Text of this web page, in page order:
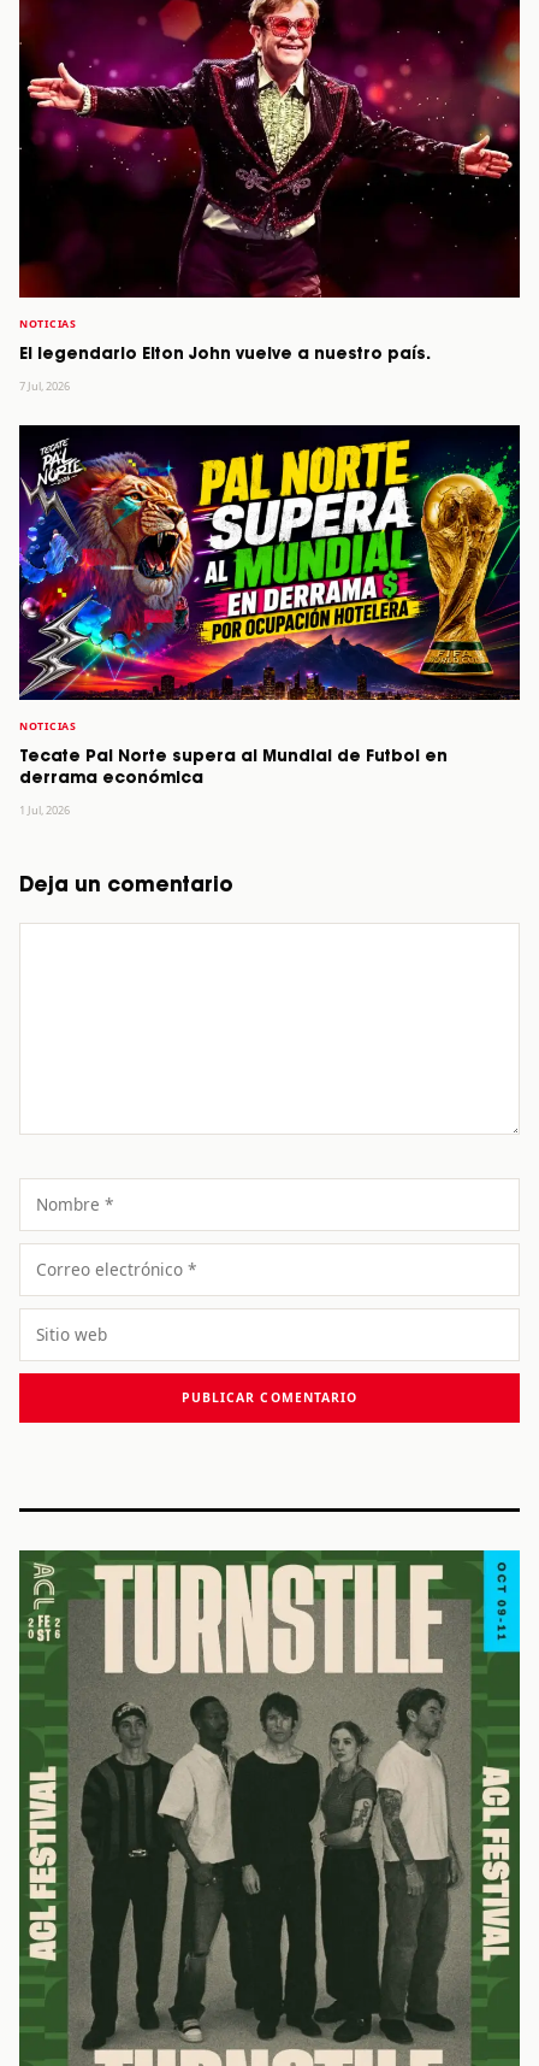
NOTICIAS
El legendario Elton John vuelve a nuestro país.
7 Jul, 2026
NOTICIAS
Tecate Pal Norte supera al Mundial de Futbol en
derrama económica
1 Jul, 2026
Deja un comentario
Nombre
Correo
electrónico
Sitio
web